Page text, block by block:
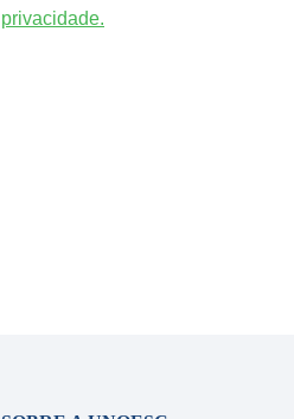
privacidade.